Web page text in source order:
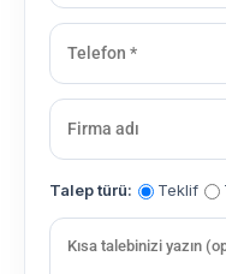
Talep türü: Teklif